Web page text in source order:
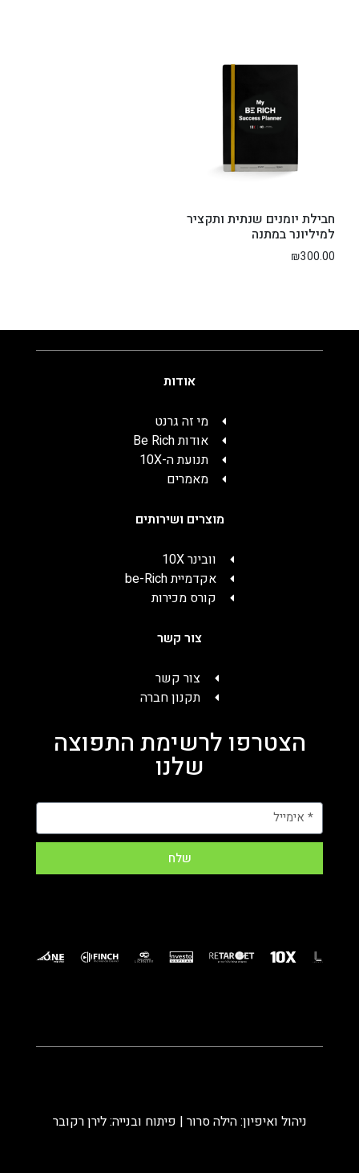
חבילת יומנים שנתית ותקציר
למיליונר במתנה
₪300.00
אודות
מי זה גרנט
אודות Be Rich
תנועת ה-10X
מאמרים
מוצרים ושירותים
וובינר 10X
אקדמיית be-Rich
קורס מכירות
צור קשר
צור קשר
תקנון חברה
הצטרפו לרשימת התפוצה
שלנו
שלח
ניהול ואיפיון: הילה סרור | פיתוח ובנייה: לירן רקובר